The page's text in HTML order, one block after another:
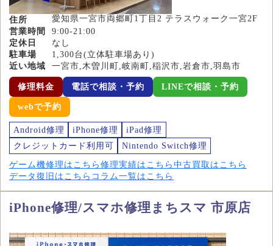
住所
愛知県一宮市両郷町1丁目2 テラスウォーク一宮2F
営業時間
9:00-21:00
定休日
なし
駐車場
1,300台(立体駐車場あり)
近い地域
一宮市,木曽川町,岐南町,稲沢市,岩倉市,羽島市
修理料金 電話で相談・予約 LINEで相談・予約
webで予約
Android修理 iPhone修理
iPad修理
クレジットカード利用可
Nintendo Switch修理
ゲーム機修理はこちら 修理実績はこちら 中古買取はこちら
データ復旧はこちら コラム一覧はこちら
iPhone修理/スマホ修理まちスマ 市原店